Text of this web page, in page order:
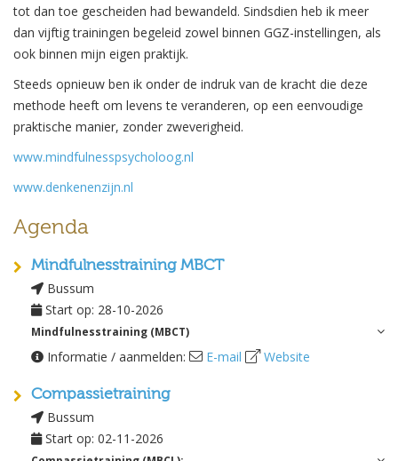
tot dan toe gescheiden had bewandeld. Sindsdien heb ik meer
dan vijftig trainingen begeleid zowel binnen GGZ-instellingen, als
ook binnen mijn eigen praktijk.
Steeds opnieuw ben ik onder de indruk van de kracht die deze
methode heeft om levens te veranderen, op een eenvoudige
praktische manier, zonder zweverigheid.
www.mindfulnesspsycholoog.nl
www.denkenenzijn.nl
Agenda
Mindfulnesstraining MBCT
Bussum
Start op: 28-10-2026
Mindfulnesstraining (MBCT)
Op woensdag 28 oktober 2026 start wederom een
begeleiding is in handen van Roeland Schaddelee, GZ-psycholoog,
cognitief gedragstherapeut, geregistreerd mindfulness- en
compassietrainer.
Informatie / aanmelden: E-mail Website
Compassietraining
Bussum
Start op: 02-11-2026